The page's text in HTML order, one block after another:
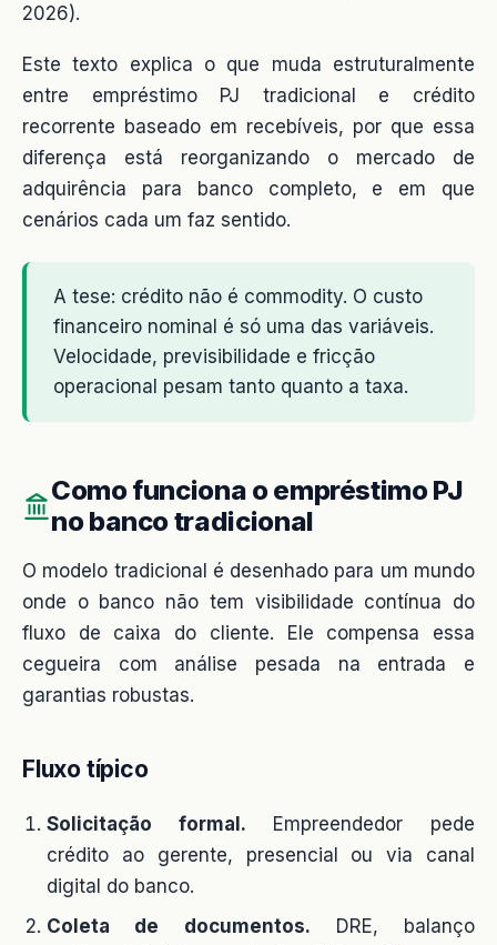
2026).
Este texto explica o que muda estruturalmente
entre empréstimo PJ tradicional e crédito
recorrente baseado em recebíveis, por que essa
diferença está reorganizando o mercado de
adquirência para banco completo, e em que
cenários cada um faz sentido.
A tese: crédito não é commodity. O custo
financeiro nominal é só uma das variáveis.
Velocidade, previsibilidade e fricção
operacional pesam tanto quanto a taxa.
Como funciona o empréstimo PJ
no banco tradicional
O modelo tradicional é desenhado para um mundo
onde o banco não tem visibilidade contínua do
fluxo de caixa do cliente. Ele compensa essa
cegueira com análise pesada na entrada e
garantias robustas.
Fluxo típico
Solicitação formal. Empreendedor pede
crédito ao gerente, presencial ou via canal
digital do banco.
Coleta de documentos. DRE, balanço